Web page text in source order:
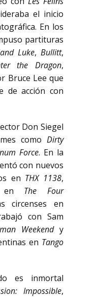
el inicio
En los
partituras
Luke,Bullitt,
the Dragon,
Bruce Lee que
de acción con
Don Siegel
como Dirty
Force. En la
con nuevos
en THX 1138,
en The Four
circenses en
con Sam
Weekendy
en Tango
es inmortal
Impossible,